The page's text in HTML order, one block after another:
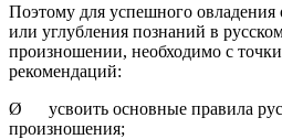
Поэтому для успешного
или углубления познаний в
произношении, необходимо с
рекомендаций:
Ø усвоить основные правила
произношения;